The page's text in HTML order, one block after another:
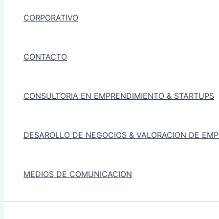
CORPORATIVO
CONTACTO
CONSULTORIA EN EMPRENDIMIENTO & STARTUPS
DESAROLLO DE NEGOCIOS & VALORACION DE
MEDIOS DE COMUNICACION